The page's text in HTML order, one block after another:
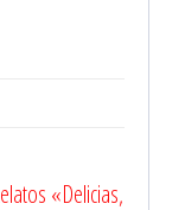
«Delicias,